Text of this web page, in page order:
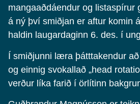
mangaaðdáendur og listaspírur
á ný því smiðjan er aftur komin
haldin laugardaginn 6. des. í
Í smiðjunni læra þátttakendur
og einnig svokallað „head
verður líka farið í örlítinn